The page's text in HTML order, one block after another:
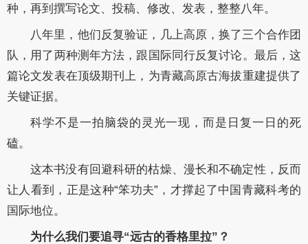
种，再到撰写论文、投稿、修改、发表，整整八年。
八年里，他们反复验证，几上高原，换了三个合作团
队，用了两种测年方法，跟国际同行反复讨论。最后，这
篇论文发表在顶级期刊上，为青藏高原古海拔重建提供了
关键证据。
科学不是一拍脑袋的灵光一现，而是日复一日的死
磕。
这本书没有回避科研的枯燥、漫长和不确定性，反而
让人看到，正是这种“笨功夫”，才撑起了中国青藏科考的
国际地位。
为什么我们要追寻“远古的香格里拉”？